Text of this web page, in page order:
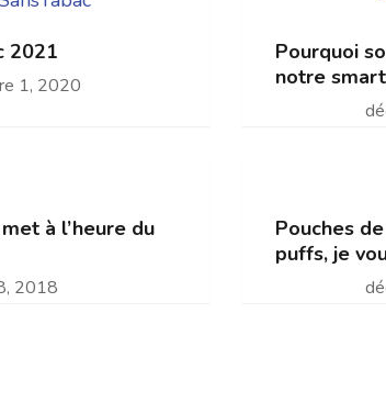
2021
1, 2020
Pourquoi
notre
à l’heure du
2018
Pouches
puffs, je